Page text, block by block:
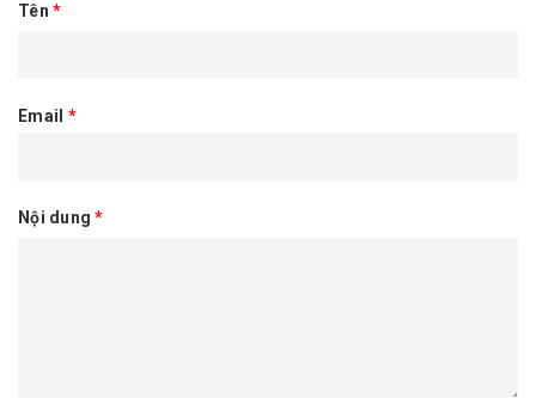
Tên *
Email *
Nội dung*